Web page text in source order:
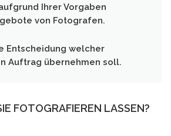
Ihrer Vorgaben
von Fotografen.
Entscheidung welcher
Auftrag übernehmen soll.
FOTOGRAFIEREN LASSEN?